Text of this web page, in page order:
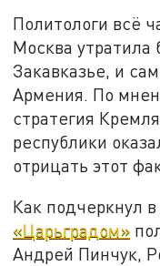
Политологи всё
Москва утратила
Закавказье, и
Армения. По
стратегия
республики
отрицать этот
Как подчеркнул в
«Царьградом»
Андрей Пинчук,